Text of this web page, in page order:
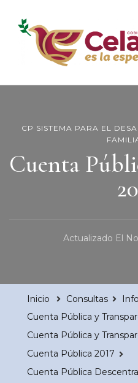
Municipio de
Portal Oficial del Municipio
CP SISTEMA PARA EL
Cuenta
Actualizado El
Inicio Consultas
Cuenta Pública y
Cuenta Pública y
Cuenta Pública 2017
Cuenta Pública